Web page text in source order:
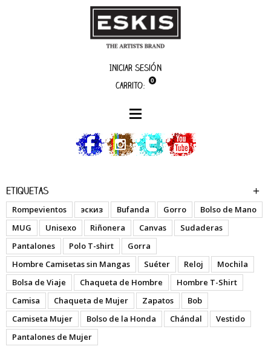
Iniciar sesión
Carrito:
0
boutique
Etiquetas
Rompevientos эскиз Bufanda Gorro
Bolso de Mano
MUG
Unisexo Riñonera Canvas
Sudaderas
Pantalones
Polo T-shirt
Gorra
Hombre Camisetas sin Mangas
Suéter Reloj
Mochila
Bolsa de Viaje
Chaqueta de Hombre
Hombre T-Shirt
Camisa
Chaqueta de Mujer Zapatos
Bob
Camiseta Mujer
Bolso de la Honda Chándal
Vestido
Pantalones de Mujer